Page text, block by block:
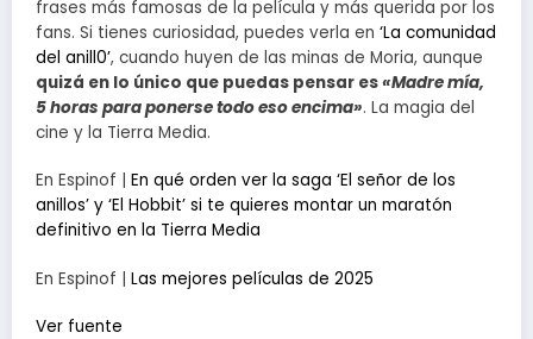
frases más famosas de la película y más querida por los
fans. Si tienes curiosidad, puedes verla en ‘La comunidad
del anill0’, cuando huyen de las minas de Moria, aunque
quizá en lo único que puedas pensar es«Madre mía,
5 horas para ponerse todo eso encima». La magia del
cine y la Tierra Media.
En Espinof | En qué orden ver la saga ‘El señor de los
anillos’ y ‘El Hobbit’ si te quieres montar un maratón
definitivo en la Tierra Media
En Espinof | Las mejores películas de 2025
Ver fuente